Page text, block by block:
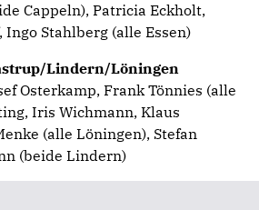
Cappeln), Patricia Eckholt,
Stahlberg (alle Essen)
Lindern/Löningen
Osterkamp, Frank Tönnies (alle
Iris Wichmann, Klaus
(alle Löningen), Stefan
(beide Lindern)